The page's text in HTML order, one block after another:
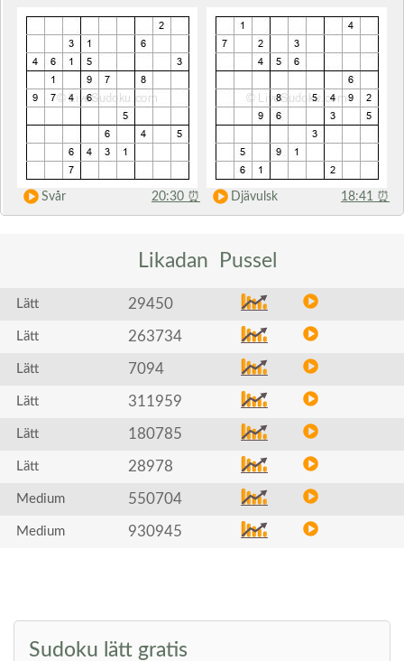
Svår 20:30 ⏰ Djävulsk 18:41 ⏰
Likadan Pussel
Lätt 29450
Lätt 263734
Lätt 7094
Lätt 311959
Lätt 180785
Lätt 28978
Medium 550704
Medium 930945
Sudoku lätt gratis